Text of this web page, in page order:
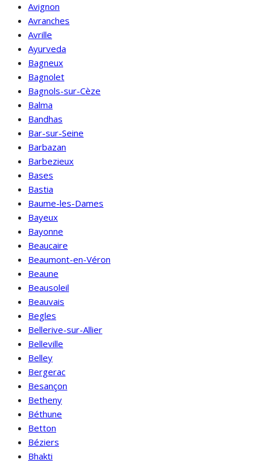
Avignon
Avranches
Avrille
Ayurveda
Bagneux
Bagnolet
Bagnols-sur-Cèze
Balma
Bandhas
Bar-sur-Seine
Barbazan
Barbezieux
Bases
Bastia
Baume-les-Dames
Bayeux
Bayonne
Beaucaire
Beaumont-en-Véron
Beaune
Beausoleil
Beauvais
Begles
Bellerive-sur-Allier
Belleville
Belley
Bergerac
Besançon
Betheny
Béthune
Betton
Béziers
Bhakti